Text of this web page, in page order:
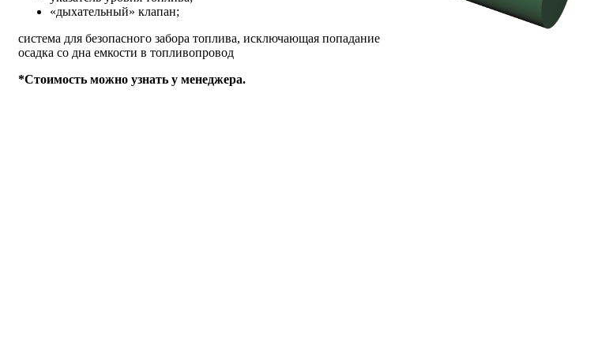
«дыхательный» клапан;
система для безопасного забора топлива, исключающая попадание
осадка со дна емкости в топливопровод
*Стоимость можно узнать у менеджера.